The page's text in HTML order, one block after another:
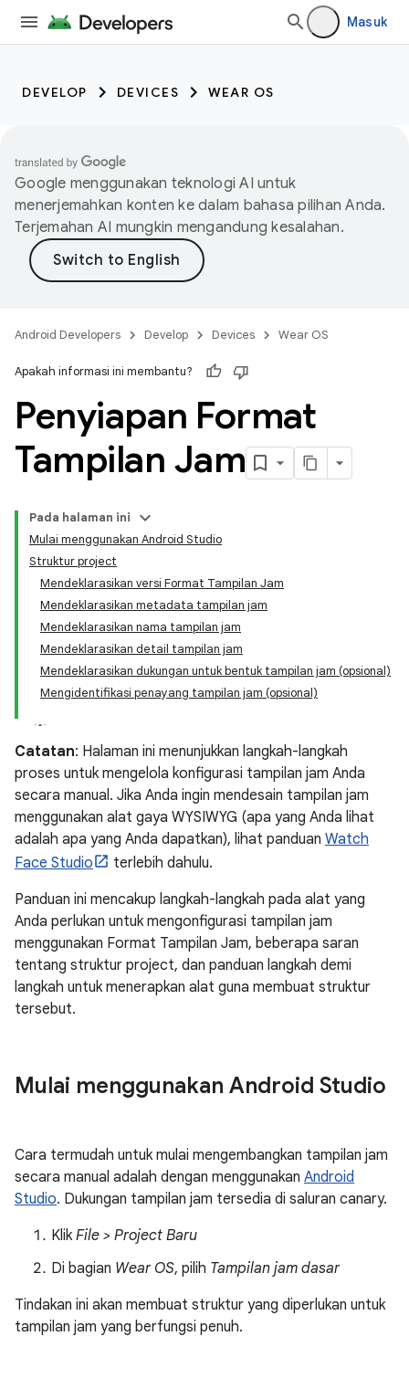
Masuk
DEVELOP DEVICES WEAR OS
Google menggunakan teknologi AI untuk
menerjemahkan konten ke dalam bahasa pilihan Anda.
Terjemahan AI mungkin mengandung kesalahan.
Android Developers Develop Devices Wear OS
Apakah informasi ini membantu?
Penyiapan Format
Tampilan Jam
Pada halaman ini
Mulai menggunakan Android Studio
Struktur project
Mendeklarasikan versi Format Tampilan Jam
Mendeklarasikan metadata tampilan jam
Mendeklarasikan nama tampilan jam
Mendeklarasikan detail tampilan jam
Mendeklarasikan dukungan untuk bentuk tampilan jam (opsional)
Mengidentifikasi penayang tampilan jam (opsional)
Catatan: Halaman ini menunjukkan langkah-langkah
proses untuk mengelola konfigurasi tampilan jam Anda
secara manual. Jika Anda ingin mendesain tampilan jam
menggunakan alat gaya WYSIWYG (apa yang Anda lihat
adalah apa yang Anda dapatkan), lihat panduan Watch
Face Studio
terlebih dahulu.
Panduan ini mencakup langkah-langkah pada alat yang
Anda perlukan untuk mengonfigurasi tampilan jam
menggunakan Format Tampilan Jam, beberapa saran
tentang struktur project, dan panduan langkah demi
langkah untuk menerapkan alat guna membuat struktur
tersebut.
Mulai menggunakan Android Studio
Cara termudah untuk mulai mengembangkan tampilan jam
secara manual adalah dengan menggunakan Android
Studio. Dukungan tampilan jam tersedia di saluran canary.
Klik File > Project Baru
Di bagian Wear OS, pilih Tampilan jam dasar
Tindakan ini akan membuat struktur yang diperlukan untuk
tampilan jam yang berfungsi penuh.